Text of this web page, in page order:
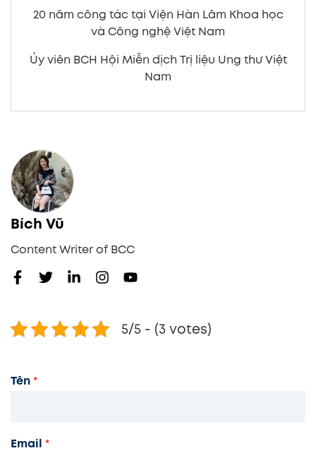
20 năm công tác tại Viện Hàn Lâm Khoa học
và Công nghệ Việt Nam
Ủy viên BCH Hội Miễn dịch Trị liệu Ung thư Việt
Nam
Bích Vũ
Content Writer of BCC
5/5 - (3 votes)
Tên*
Email *